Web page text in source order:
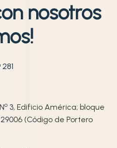
nosotros
o 3, Edificio América; bloque
(Código de Portero